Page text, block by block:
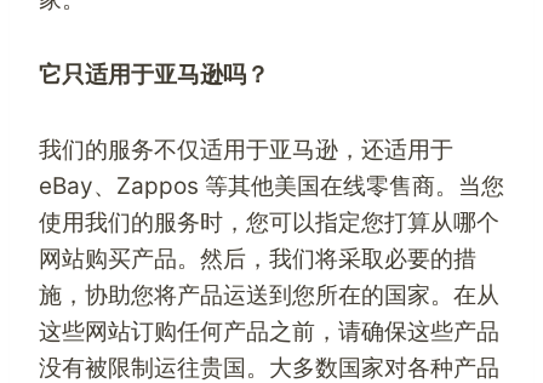
它只适用于亚马逊吗？
我们的服务不仅适用于亚马逊，还适用于
eBay、Zappos 等其他美国在线零售商。当您
使用我们的服务时，您可以指定您打算从哪个
网站购买产品。然后，我们将采取必要的措
施，协助您将产品运送到您所在的国家。在从
这些网站订购任何产品之前，请确保这些产品
没有被限制运往贵国。大多数国家对各种产品